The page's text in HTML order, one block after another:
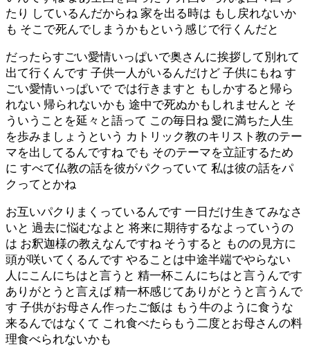
たり しているんだからね 家を出る時は もし戻れないか
も そこで死んでしまうかもという感じで行くんだと
だったらすごい愛情いっぱいで奥さんに挨拶して別れて
出て行くんです 子供一人がいるんだけど 子供にもね す
ごい愛情いっぱいで では行きますと もしかすると帰ら
れない 帰られないかも 途中で死ぬかもしれませんと そ
ういうことを延々と語って この毎日ね 愛に満ちた人生
を歩みましょうという カトリック教のキリスト教のテー
マを出してるんですね でも そのテーマを立証するため
に すべて仏教の話を彼がパクっていて 私は彼の話をパ
クってとかね
お互いパクりまくっているんです 一日だけ生きてみなさ
いと 過去に悩むなよと 将来に期待するなよっていうの
は お釈迦様の教えなんですね そうすると ものの見方に
頭が咲いてくるんです やることは中途半端でやらない
人にこんにちはと言うと 精一杯こんにちはと言うんです
ありがとうと言えば 精一杯感じてありがとうと言うんで
す 子供がお母さん作ったご飯は もう牛のように食うな
来るんではなくて これ食べたらもう二度とお母さんの料
理食べられないかも